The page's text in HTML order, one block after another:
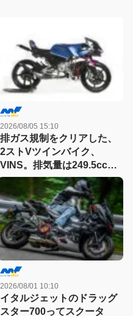
2026/08/05 15:10
排ガス規制をクリアした、
2ストVツインバイク、
VINS。排気量は249.5cc、
83HPを絞り出す。そのエ
ンジンの技術とは
2026/08/01 10:10
イタルジェットのドラッグ
スター700ってスクータ